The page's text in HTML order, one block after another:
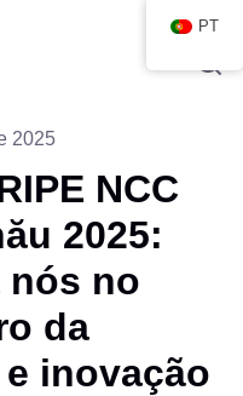
2025
NCC
2025:
nós no
da
inovação
PT